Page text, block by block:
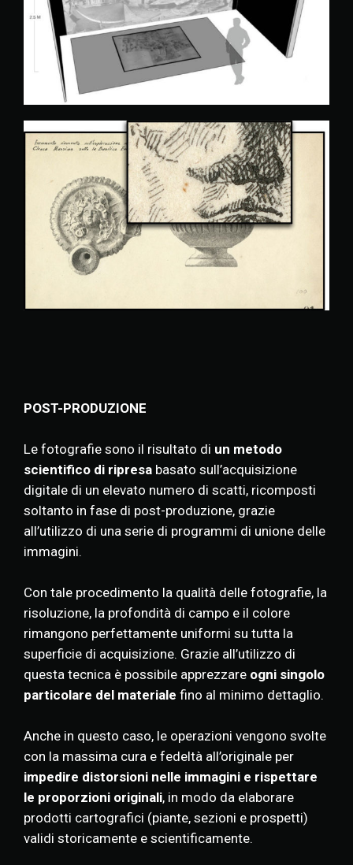
POST-PRODUZIONE
Le fotografie sono il risultato di un metodo
scientifico di ripresa basato sull’acquisizione
digitale di un elevato numero di scatti, ricomposti
soltanto in fase di post-produzione, grazie
all’utilizzo di una serie di programmi di unione delle
immagini.
Con tale procedimento la qualità delle fotografie, la
risoluzione, la profondità di campo e il colore
rimangono perfettamente uniformi su tutta la
superficie di acquisizione. Grazie all’utilizzo di
questa tecnica è possibile apprezzare ogni singolo
particolare del materiale fino al minimo dettaglio.
Anche in questo caso, le operazioni vengono svolte
con la massima cura e fedeltà all’originale per
impedire distorsioni nelle immagini e rispettare
le proporzioni originali, in modo da elaborare
prodotti cartografici (piante, sezioni e prospetti)
validi storicamente e scientificamente.